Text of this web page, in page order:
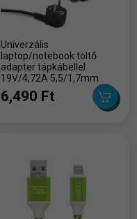
Univerzális
laptop/notebook töltő
adapter tápkábellel
19V/4,72A 5,5/1,7mm
6,490 Ft